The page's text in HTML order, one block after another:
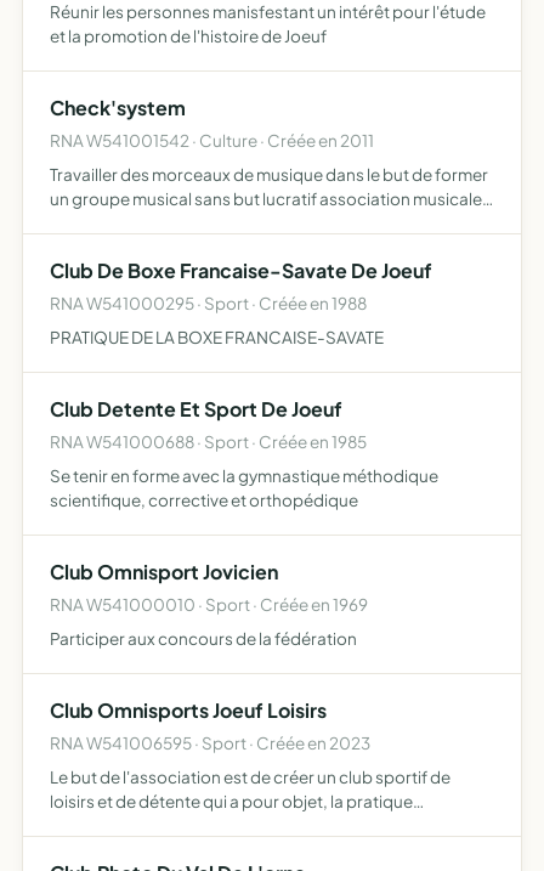
Réunir les personnes manisfestant un intérêt pour l'étude
et la promotion de l'histoire de Joeuf
Check'system
RNA W541001542 · Culture · Créée en 2011
Travailler des morceaux de musique dans le but de former
un groupe musical sans but lucratif association musicale,
Club De Boxe Francaise-Savate De Joeuf
RNA W541000295 · Sport · Créée en 1988
PRATIQUE DE LA BOXE FRANCAISE-SAVATE
Club Detente Et Sport De Joeuf
RNA W541000688 · Sport · Créée en 1985
Se tenir en forme avec la gymnastique méthodique
scientifique, corrective et orthopédique
Club Omnisport Jovicien
RNA W541000010 · Sport · Créée en 1969
Participer aux concours de la fédération
Club Omnisports Joeuf Loisirs
RNA W541006595 · Sport · Créée en 2023
Le but de l'association est de créer un club sportif de
loisirs et de détente qui a pour objet, la pratique